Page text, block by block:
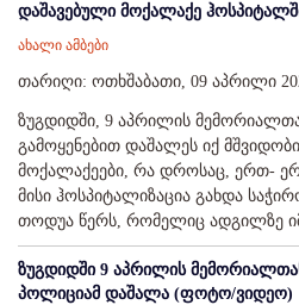
დაშავებული მოქალაქე
ახალი ამბები
თარიღი: ოთხშაბათი, 09 აპრილი
ზუგდიდში, 9 აპრილის
გამოყენებით დაშალეს იქ
მოქალაქეები, რა დროსაც, ერთ-
მისი ჰოსპიტალიზაცია გახდა
თოდუა წერს, რომელიც ადგილზე
ზუგდიდში 9 აპრილის
პოლიციამ დაშალა (ფოტო/ვიდეო)